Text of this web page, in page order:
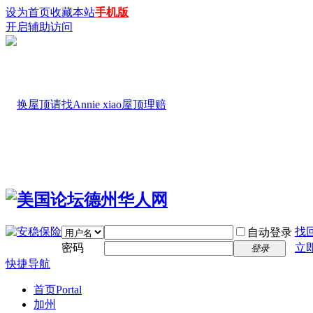
设为首页收藏本站手机版
开启辅助访问
自动登录 找
密码
登录
立
快捷导航
首页Portal
加州